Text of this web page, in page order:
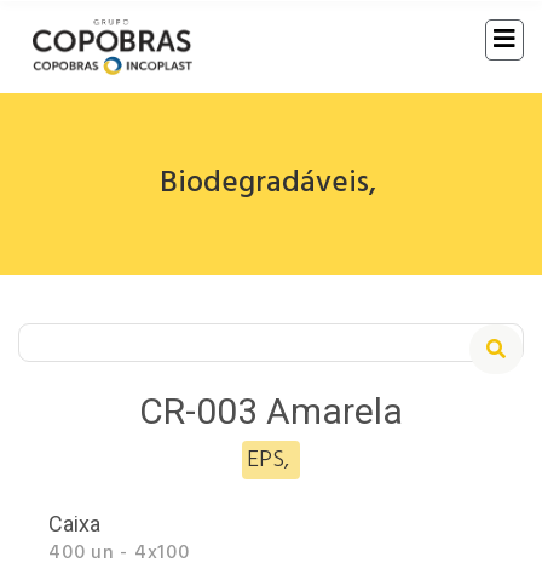
Biodegradáveis,
CR-003 Amarela
EPS,
Caixa
400 un - 4x100